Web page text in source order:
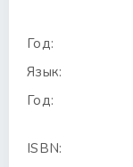
Год:
Язык:
Год:
ISBN: